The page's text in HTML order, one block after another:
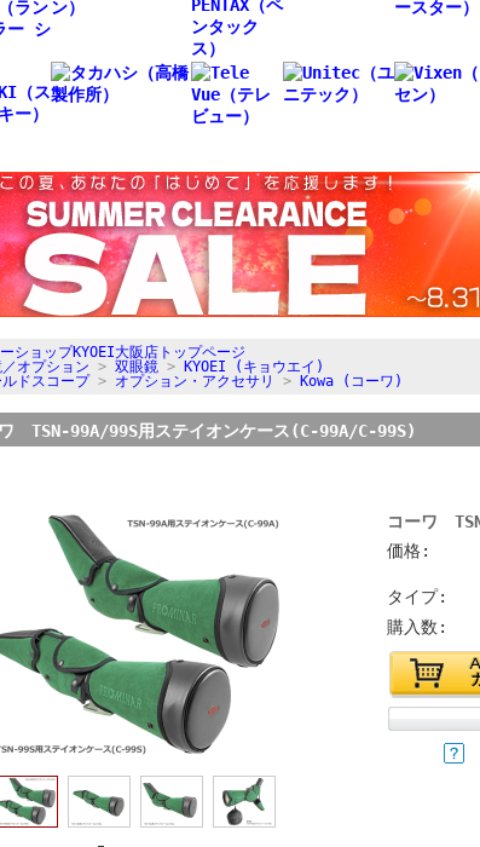
ショップKYOEI大阪店トップページ
オプション > 双眼鏡>
KYOEI (キョウエイ)
ドスコープ> オプション・アクセサリ > Kowa (コーワ)
TSN-99A/99S用ステイオンケース(C-99A/C-99S)
コーワ
価格:
タイプ:
購入数: